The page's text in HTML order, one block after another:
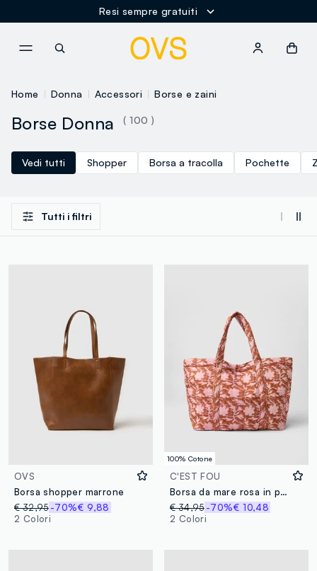
Resi sempre gratuiti
Home Donna Accessori Borse e zaini
Borse Donna ( 100 )
Vedi tutti Shopper Borsa a tracolla Pochette
Tutti i filtri
OVS
Borsa shopper marrone
€ 32,95-70%€ 9,88
2 Colori
100% Cotone
C'EST FOU
Borsa da mare rosa in puro cotone trapuntato con motivo floreale
€ 34,95 -70%€ 10,48
2 Colori